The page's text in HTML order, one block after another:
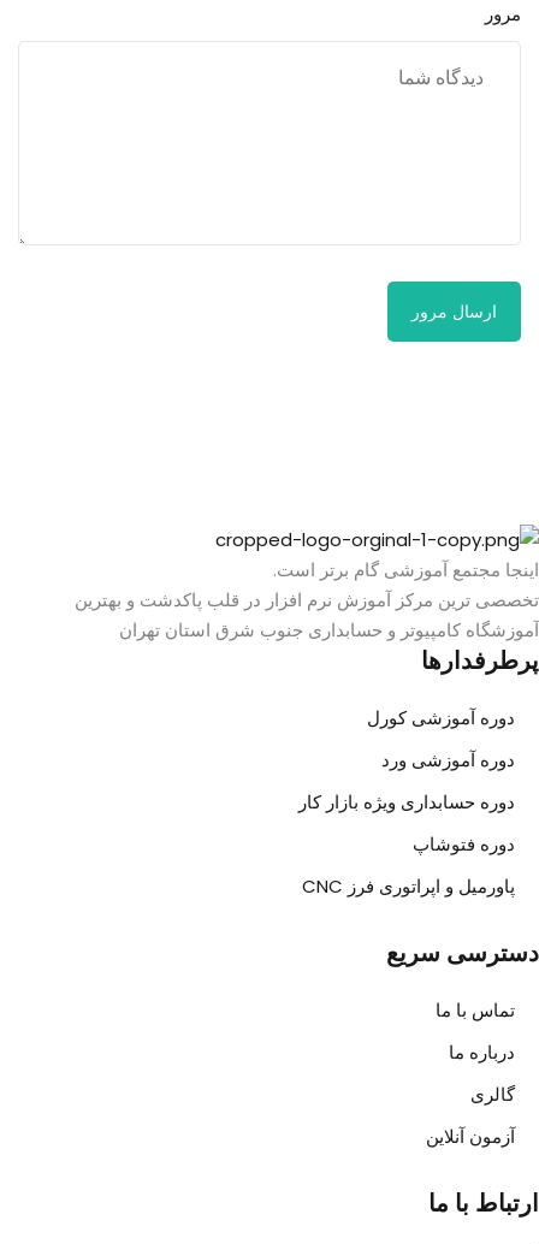
مرور
ارسال مرور
اینجا مجتمع آموزشی گام برتر است.
تخصصی ترین مرکز آموزش نرم افزار در قلب پاکدشت و بهترین
آموزشگاه کامپیوتر و حسابداری جنوب شرق استان تهران
پرطرفدارها
دوره آموزشی کورل
دوره آموزشی ورد
دوره حسابداری ویژه بازار کار
دوره فتوشاپ
پاورمیل و اپراتوری فرز CNC
دسترسی سریع
تماس با ما
درباره ما
گالری
آزمون آنلاین
ارتباط با ما